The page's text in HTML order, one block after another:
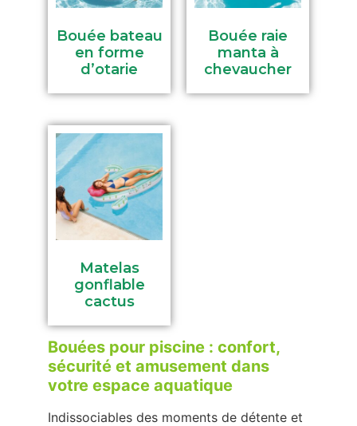
Bouée bateau
en forme
d’otarie
Bouée raie
manta à
chevaucher
Matelas
gonflable
cactus
Bouées pour piscine : confort,
sécurité et amusement dans
votre espace aquatique
Indissociables des moments de détente et